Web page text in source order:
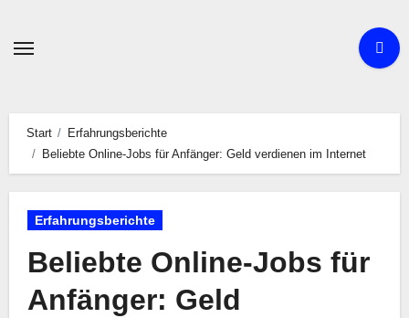
Start
Erfahrungsberichte
Beliebte Online-Jobs für Anfänger: Geld verdienen im Internet
Erfahrungsberichte
Beliebte Online-Jobs für
Anfänger: Geld